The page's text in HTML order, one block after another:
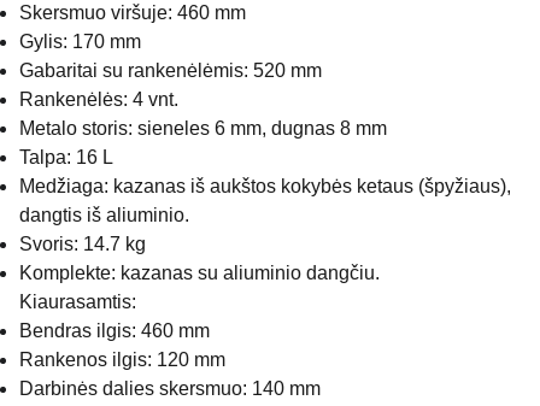
Skersmuo viršuje: 460 mm
Gylis: 170 mm
Gabaritai su rankenėlėmis: 520 mm
Rankenėlės: 4 vnt.
Metalo storis: sieneles 6 mm, dugnas 8 mm
Talpa: 16 L
Medžiaga: kazanas iš aukštos kokybės ketaus (špyžiaus),
dangtis iš aliuminio.
Svoris: 14.7 kg
Komplekte: kazanas su aliuminio dangčiu.
Kiaurasamtis:
Bendras ilgis: 460 mm
Rankenos ilgis: 120 mm
Darbinės dalies skersmuo: 140 mm